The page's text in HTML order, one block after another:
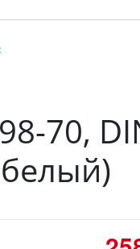
70,